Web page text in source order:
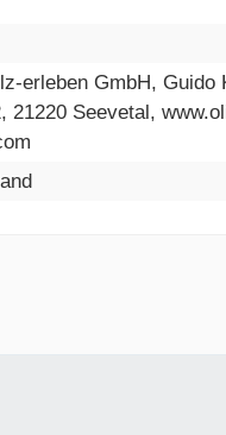
erleben GmbH, Guido
21220 Seevetal,